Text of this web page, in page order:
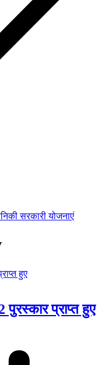
सरकारी योजनाएं
पुरस्कार प्राप्त हुए